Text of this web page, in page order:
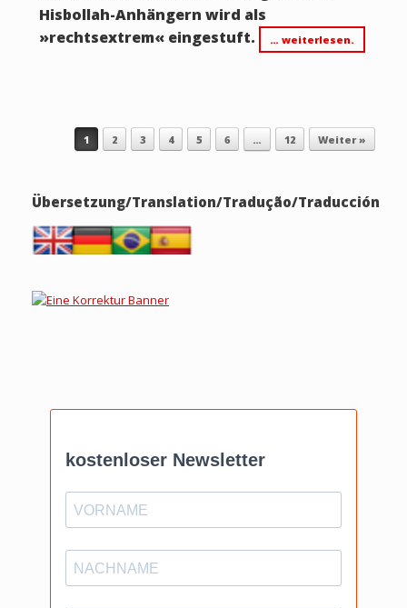
Hisbollah-Anhängern wird als
»rechtsextrem«eingestuft. … weiterlesen.
Beitragsnavigation
1 2 3 4 5 6 … 12 Weiter »
Übersetzung/Translation/Tradução/Traducción